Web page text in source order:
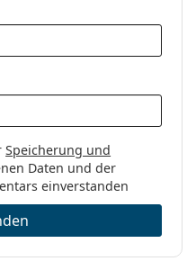
Speicherung und
Daten und der
einverstanden